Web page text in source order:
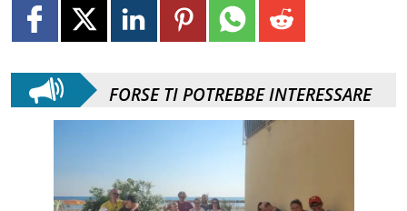
FORSE TI POTREBBE INTERESSARE